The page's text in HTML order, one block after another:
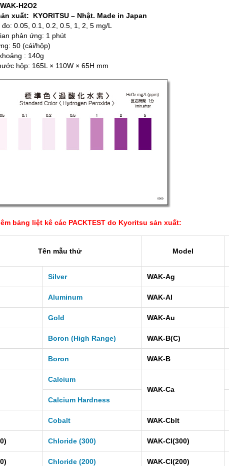
ĐỘ)
Gọi 0931.49.6769 Gọi 0931.49.6769
WAK-H2O2
xuất: KYORITSU – Nhật. Made in Japan
0.05, 0.1, 0.2, 0.5, 1, 2, 5 mg/L
phản ứng: 1 phút
50 (cái/hộp)
: 140g
hộp: 165L × 110W × 65H mm
bảng liệt kê các PACKTEST do Kyoritsu sản xuất:
Tên mẫu thử Model
Silver WAK-Ag
Aluminum WAK-Al
Gold WAK-Au
Boron (High Range) WAK-B(C)
Boron WAK-B
Calcium
WAK-Ca
Calcium Hardness
Cobalt WAK-Cblt
Chloride (300) WAK-Cl(300)
Chloride (200) WAK-Cl(200)